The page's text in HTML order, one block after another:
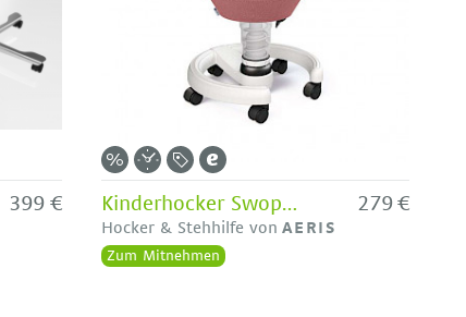
399 € Kinderhocker Swoppster von Aeris - Ausstellungsstück
Hocker & Stehhilfe vonAERIS
279 €
Zum Mitnehmen